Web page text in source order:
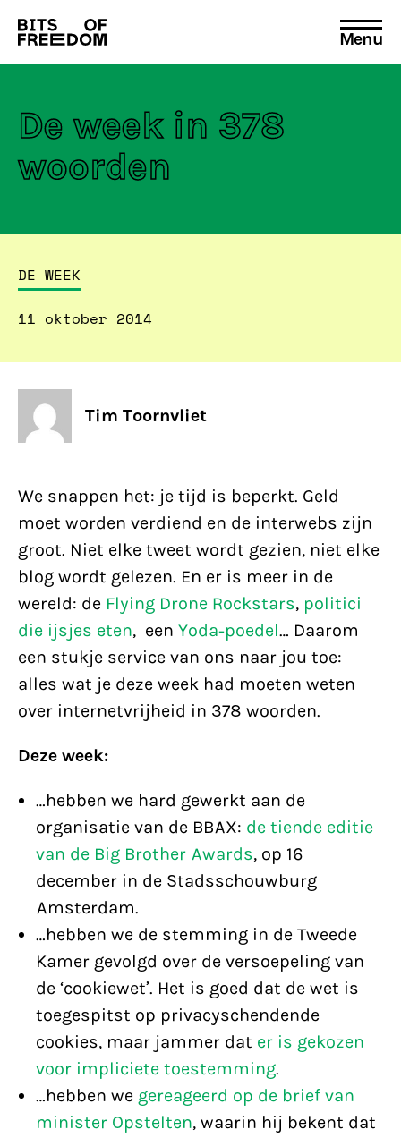
Search
for:
Menu
De week in 378
woorden
DE WEEK
11 oktober 2014
Tim Toornvliet
We snappen het: je tijd is beperkt. Geld
moet worden verdiend en de interwebs zijn
groot. Niet elke tweet wordt gezien, niet elke
blog wordt gelezen. En er is meer in de
wereld: de Flying Drone Rockstars, politici
die ijsjes eten, een Yoda-poedel… Daarom
een stukje service van ons naar jou toe:
alles wat je deze week had moeten weten
over internetvrijheid in 378 woorden.
Deze week:
…hebben we hard gewerkt aan de
organisatie van de BBAX: de tiende editie
van de Big Brother Awards, op 16
december in de Stadsschouwburg
Amsterdam.
…hebben we de stemming in de Tweede
Kamer gevolgd over de versoepeling van
de ‘cookiewet’. Het is goed dat de wet is
toegespitst op privacyschendende
cookies, maar jammer dat er is gekozen
voor impliciete toestemming.
…hebben we gereageerd op de brief van
minister Opstelten, waarin hij bekent dat